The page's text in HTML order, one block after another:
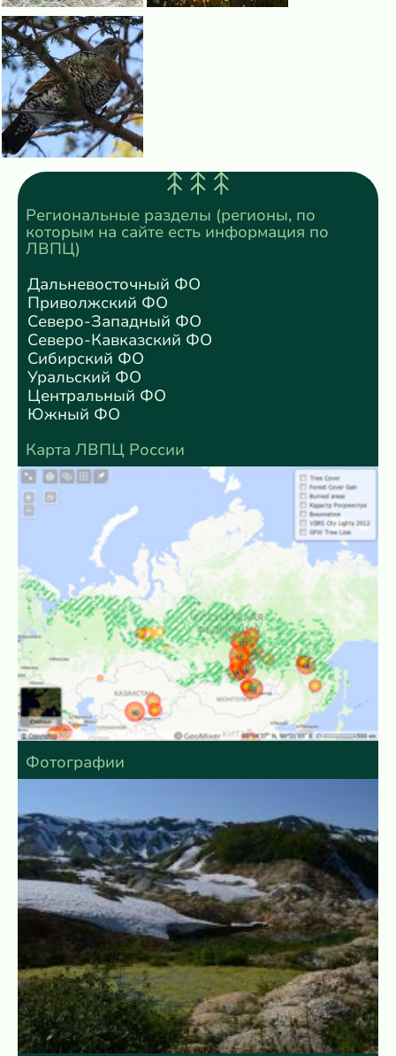
Региональные разделы (регионы, по
которым на сайте есть информация по
ЛВПЦ)
Дальневосточный ФО
Приволжский ФО
Северо-Западный ФО
Северо-Кавказский ФО
Сибирский ФО
Уральский ФО
Центральный ФО
Южный ФО
Карта ЛВПЦ России
Фотографии